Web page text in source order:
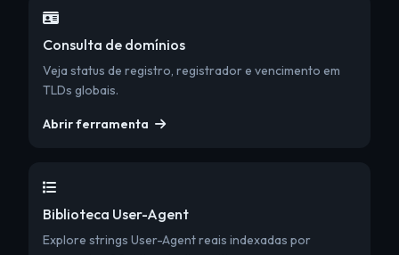
Consulta de domínios
Veja status de registro, registrador e vencimento em
TLDs globais.
Abrir ferramenta
Biblioteca User-Agent
Explore strings User-Agent reais indexadas por